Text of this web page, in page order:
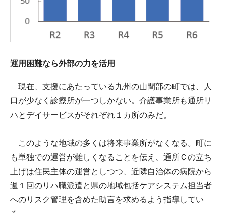
運用困難なら外部の力を活用
現在、支援にあたっている九州の山間部の町では、人
口が少なく診療所が一つしかない。介護事業所も通所リ
ハとデイサービスがそれぞれ１カ所のみだ。
このような地域の多くは将来事業所がなくなる。町に
も単独での運営が難しくなることを伝え、通所Ｃの立ち
上げは住民主体の運営としつつ、近隣自治体の病院から
週１回のリハ職派遣と県の地域包括ケアシステム担当者
へのリスク管理を含めた助言を求めるよう指導してい